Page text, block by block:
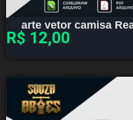
arte vetor camisa
R$ 12,00